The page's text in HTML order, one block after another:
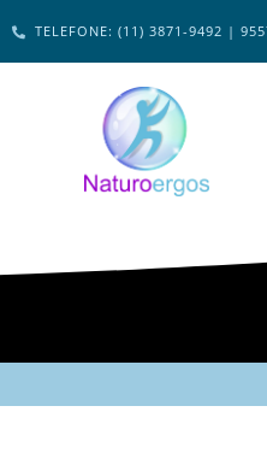
TELEFONE: (11) 3871-9492 |